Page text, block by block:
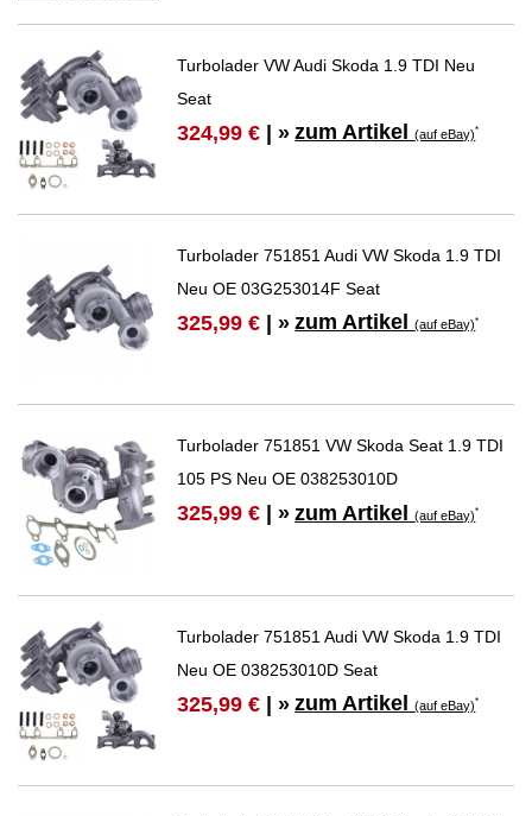
Turbolader VW Audi Skoda 1.9 TDI Neu
Seat
324,99 € | » zum Artikel(auf eBay)*
Turbolader 751851 Audi VW Skoda 1.9 TDI
Neu OE 03G253014F Seat
325,99 € | » zum Artikel(auf eBay)*
Turbolader 751851 VW Skoda Seat 1.9 TDI
105 PS Neu OE 038253010D
325,99 € | » zum Artikel(auf eBay)*
Turbolader 751851 Audi VW Skoda 1.9 TDI
Neu OE 038253010D Seat
325,99 € | » zum Artikel(auf eBay)*